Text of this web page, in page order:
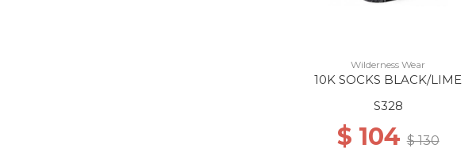
Wilderness Wear
10K SOCKS BLACK/LIME
S328
$ 104$ 130